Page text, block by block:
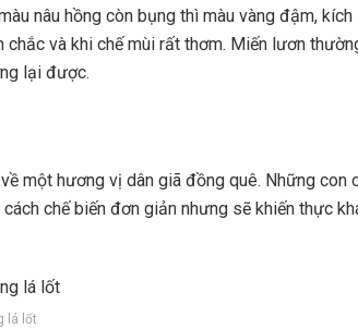
nâu hồng còn bụng thì màu vàng đậm, kích
và khi chế mùi rất thơm. Miến lươn
lại được.
một hương vị dân giã đồng quê. Những con
chế biến đơn giản nhưng sẽ khiến thực
lá lốt